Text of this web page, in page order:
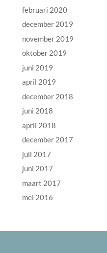
februari 2020
december 2019
november 2019
oktober 2019
juni 2019
april 2019
december 2018
juni 2018
april 2018
december 2017
juli 2017
juni 2017
maart 2017
mei 2016